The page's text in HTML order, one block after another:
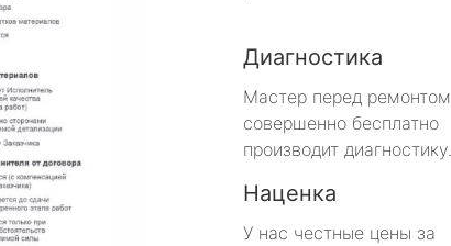
Диагностика
Мастер перед ремонтом
совершенно бесплатно
производит диагностику.
Наценка
У нас честные цены за